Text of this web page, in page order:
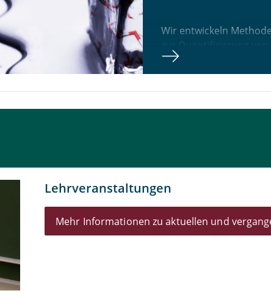
Wir entwickeln
zur Quantifizierung von
Unsicherheiten in
quantenchemischen
Berechnungen.
Lehrveranstaltungen
Mehr Informationen zu aktuellen und